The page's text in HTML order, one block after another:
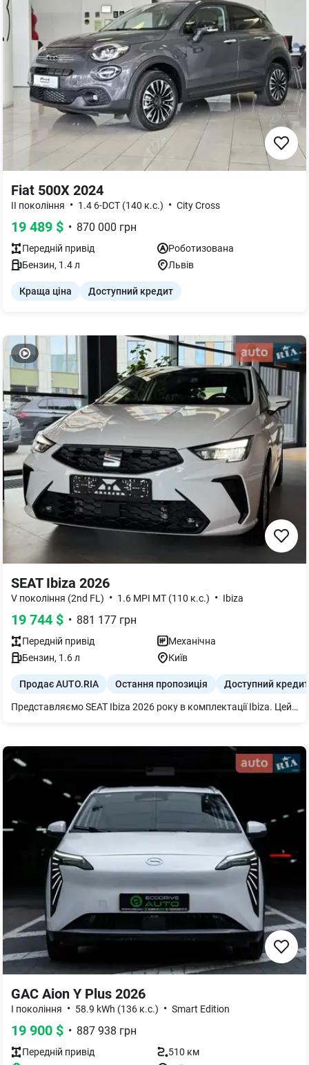
Fiat 500X 2024
II покоління • 1.4 6-DCT (140 к.с.) • City Cross
19 489 $ • 870 000 грн
Передній привід
Роботизована
Бензин, 1.4л Львів
Краща ціна Доступний кредит
SEAT Ibiza 2026
V покоління (2nd FL) • 1.6 MPI MT (110 к.с.) • Ibiza
19 744 $ • 881 177 грн
Передній привід
Механічна
Бензин, 1.6л Київ
Продає AUTO.RIA Остання пропозиція Доступний кредит
Представляємо SEAT Ibiza 2026 року в комплектації Ibiza. Цей практичний хетчбек оснащений динамічним бензиновим двигуном 1.6 MPI потужністю 110 к.с. та механічною коробкою передач, що забезпечує зручне керування.
GAC Aion Y Plus 2026
I покоління • 58.9 kWh (136 к.с.) • Smart Edition
19 900 $ • 887 938 грн
Передній привід
510 км